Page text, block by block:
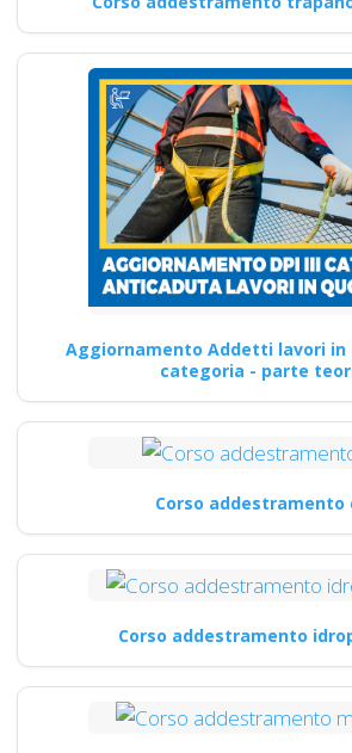
Aggiornamento Addetti lavori in
categoria - parte
Corso addestramento
Corso addestramento